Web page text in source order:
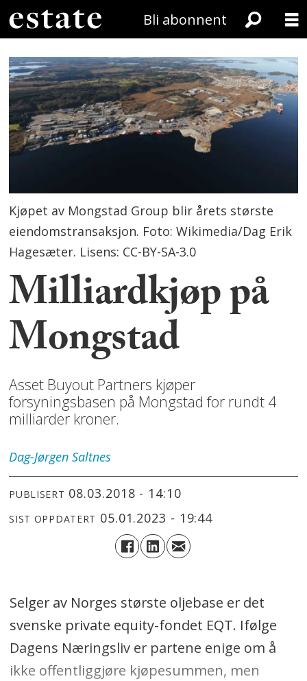
Bli abonnent
Kjøpet av Mongstad Group blir årets største
eiendomstransaksjon. Foto: Wikimedia/Dag Erik
Hagesæter. Lisens: CC-BY-SA-3.0
Milliardkjøp på
Mongstad
Asset Buyout Partners kjøper
forsyningsbasen på Mongstad for rundt 4
milliarder kroner.
Dag-Jørgen Saltnes
PUBLISERT 08.03.2018 - 14:10
SIST OPPDATERT 05.01.2023 - 19:44
Selger av Norges største oljebase er det
svenske private equity-fondet EQT. Ifølge
Dagens Næringsliv er partene enige om å
ikke offentliggjøre kjøpesummen, men